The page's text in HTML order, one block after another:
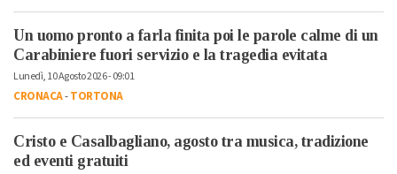
Un uomo pronto a farla finita poi le parole calme di un
Carabiniere fuori servizio e la tragedia evitata
Lunedì, 10 Agosto 2026 - 09:01
CRONACA-TORTONA
Cristo e Casalbagliano, agosto tra musica, tradizione
ed eventi gratuiti